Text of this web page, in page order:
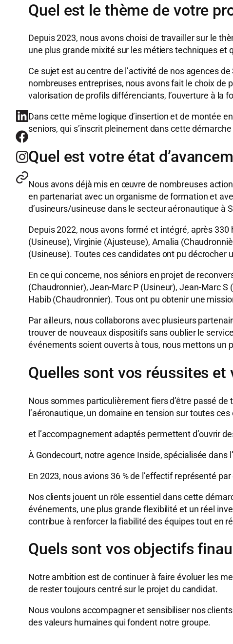
Quel est le thème de votre
Depuis 2023, nous avons choisi de travailler sur le
une plus grande mixité sur les métiers techniques
Ce sujet est au centre de l’activité de nos agences
nombreuses entreprises, nous avons fait le choix
valorisation de profils différenciants, l’ouverture à la
Dans cette même logique d’insertion et de montée
seniors, qui s’inscrit pleinement dans cette
Quel est votre état
Nous avons déjà mis en œuvre de nombreuses
en partenariat avec un organisme de formation et
d’usineurs/usineuse dans le secteur aéronautique à
Depuis 2022, nous avons formé et intégré, après
(Usineuse), Virginie (Ajusteuse), Amalia
(Usineuse). Toutes ces candidates ont pu décrocher
En ce qui concerne, nos séniors en projet de
(Chaudronnier), Jean-Marc P (Usineur), Jean-Marc
Habib (Chaudronnier). Tous ont pu obtenir une
Par ailleurs, nous collaborons avec plusieurs
trouver de nouveaux dispositifs sans oublier le
événements soient ouverts à tous, nous mettons un
Quelles sont vos réussites et
Nous sommes particulièrement fiers d’être passé
l’aéronautique, un domaine en tension sur toutes
et l’accompagnement adaptés permettent d’ouvrir
À Gondecourt, notre agence Inside, spécialisée
En 2023, nous avions 36 % de l’effectif représenté
Nos clients jouent un rôle essentiel dans cette
événements, une plus grande flexibilité et un réel
contribue à renforcer la fiabilité des équipes tout en
Quels sont vos objectifs
Notre ambition est de continuer à faire évoluer les
de rester toujours centré sur le projet du candidat.
Nous voulons accompagner et sensibiliser nos
des valeurs humaines qui fondent notre groupe.